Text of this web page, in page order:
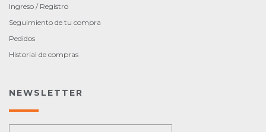
Ingreso / Registro
Seguimiento de tu compra
Pedidos
Historial de compras
NEWSLETTER